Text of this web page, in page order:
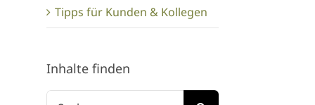
Tipps für Kunden & Kollegen
Inhalte finden
Suche